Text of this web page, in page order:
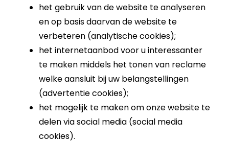
het gebruik van de website te analyseren
en op basis daarvan de website te
verbeteren (analytische cookies);
het internetaanbod voor u interessanter
te maken middels het tonen van reclame
welke aansluit bij uw belangstellingen
(advertentie cookies);
het mogelijk te maken om onze website te
delen via social media (social media
cookies).